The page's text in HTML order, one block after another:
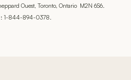
Ouest, Toronto, Ontario M2N 6S6.
: 1-844-894-0378.